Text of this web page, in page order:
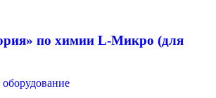
по химии L-Микро (для